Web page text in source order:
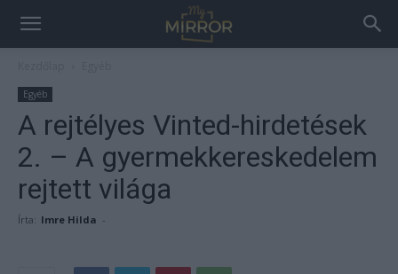
Egyéb
A rejtélyes Vinted-hirdetések
2. – A gyermekkereskedelem
rejtett világa
Írta: Imre Hilda -